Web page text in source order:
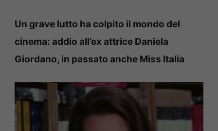
Un grave lutto ha colpito il mondo del
cinema: addio all’ex attrice Daniela
Giordano, in passato anche Miss Italia